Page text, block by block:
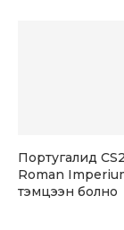
Португалид
Roman
тэмцээн болно